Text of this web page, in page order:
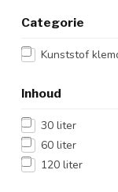
Categorie
Kunststof
Inhoud
30 liter
60 liter
120 liter